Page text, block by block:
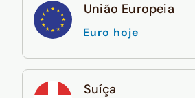
União Europeia
Euro hoje
Suíça